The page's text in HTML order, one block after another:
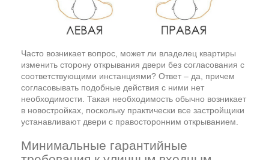
Часто возникает вопрос, может ли владелец квартиры
изменить сторону открывания двери без согласования с
соответствующими инстанциями? Ответ – да, причем
согласовывать подобные действия с ними нет
необходимости. Такая необходимость обычно возникает
в новостройках, поскольку практически все застройщики
устанавливают двери с правосторонним открыванием.
Минимальные гарантийные